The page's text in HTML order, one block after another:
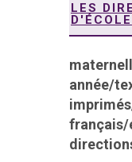
LES
D'ÉCOLE
année/
imprimés
français/